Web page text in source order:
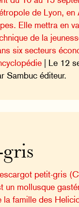
de Lyon, en
Elle mettra en
de la
six secteurs
| Le 12
Sambuc éditeur.
petit-gris
un mollusque
la famille des